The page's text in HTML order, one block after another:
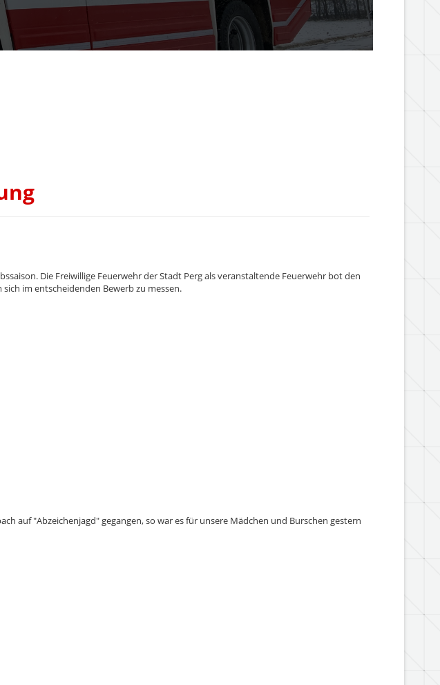
Die Freiwillige Feuerwehr der Stadt Perg als veranstaltende Feuerwehr bot den
im entscheidenden Bewerb zu messen.
auf "Abzeichenjagd" gegangen, so war es für unsere Mädchen und Burschen gestern